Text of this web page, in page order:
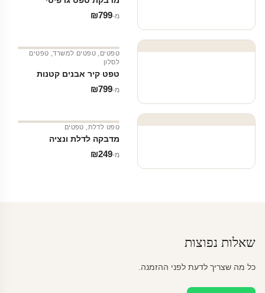
מ‑ ₪799
טפטים טפטים למשרד, טפטים
לסלון
טפט קיר אבנים קטנות
מ‑ ₪799
טפט לדלת טפטים
מדבקה לדלת ונציה
מ‑ ₪249
שאלות נפוצות
כל מה שצריך לדעת לפני ההזמנה.